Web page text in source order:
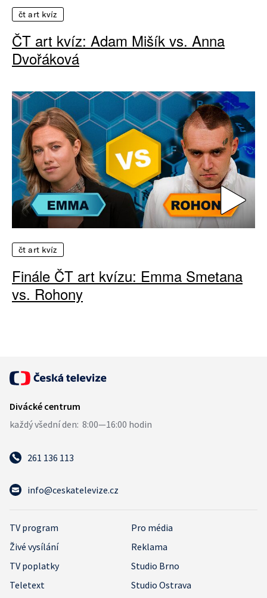
čt art kvíz
ČT art kvíz: Adam Mišík vs. Anna
Dvořáková
čt art kvíz
Finále ČT art kvízu: Emma Smetana
vs. Rohony
261 136 113
info@ceskatelevize.cz
TV program
Pro média
Živé vysílání
Reklama
TV poplatky
Studio Brno
Teletext
Studio Ostrava